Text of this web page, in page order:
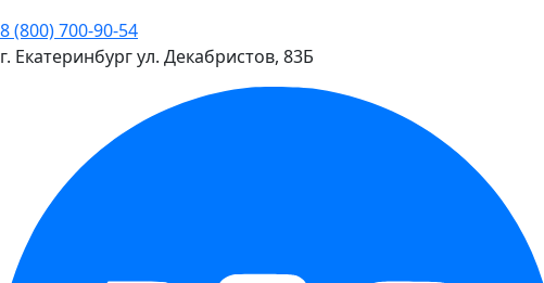
8 (800) 700-90-54
г. Екатеринбургул. Декабристов, 83Б